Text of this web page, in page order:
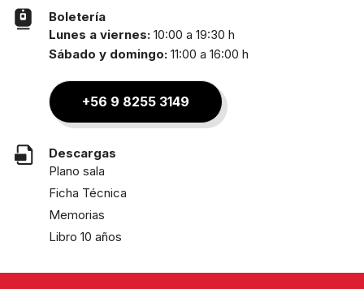
Boletería
Lunes a viernes:10:00 a 19:30 h
Sábado y domingo: 11:00 a 16:00 h
+56 9 8255 3149
Descargas
Plano sala
Ficha Técnica
Memorias
Libro 10 años